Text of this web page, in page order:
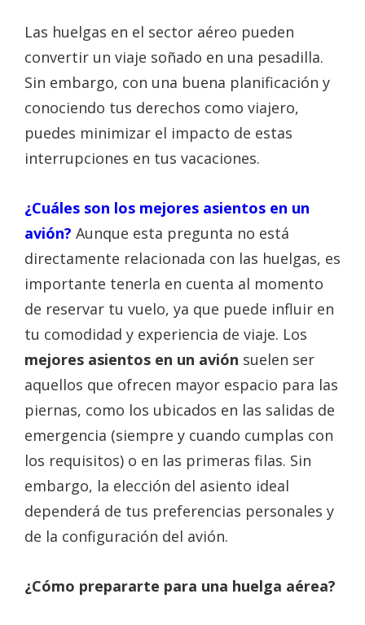
Las huelgas en el sector aéreo pueden
convertir un viaje soñado en una pesadilla.
Sin embargo, con una buena planificación y
conociendo tus derechos como viajero,
puedes minimizar el impacto de estas
interrupciones en tus vacaciones.
¿Cuáles son los mejores asientos en un
avión? Aunque esta pregunta no está
directamente relacionada con las huelgas, es
importante tenerla en cuenta al momento
de reservar tu vuelo, ya que puede influir en
tu comodidad y experiencia de viaje. Los
mejores asientos en un avión suelen ser
aquellos que ofrecen mayor espacio para las
piernas, como los ubicados en las salidas de
emergencia (siempre y cuando cumplas con
los requisitos) o en las primeras filas. Sin
embargo, la elección del asiento ideal
dependerá de tus preferencias personales y
de la configuración del avión.
¿Cómo prepararte para una huelga aérea?